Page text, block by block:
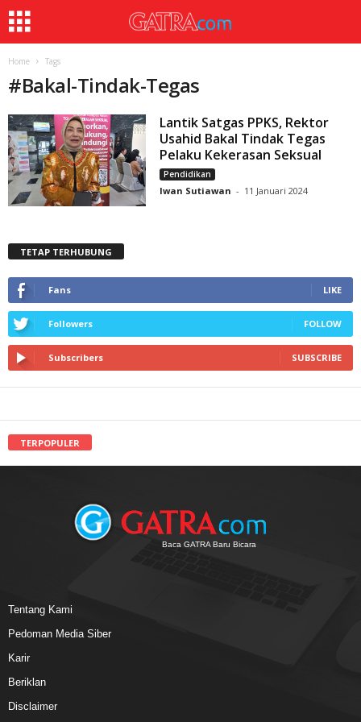
Home Tags
#Bakal-Tindak-Tegas
Lantik Satgas PPKS, Rektor
Usahid Bakal Tindak Tegas
Pelaku Kekerasan Seksual
Pendidikan
Iwan Sutiawan - 11 Januari 2024
TETAP TERHUBUNG
Fans LIKE
Followers FOLLOW
Subscribers SUBSCRIBE
TERPOPULER
Baca GATRA Baru Bicara
Tentang Kami
Pedoman Media Siber
Karir
Beriklan
Disclaimer